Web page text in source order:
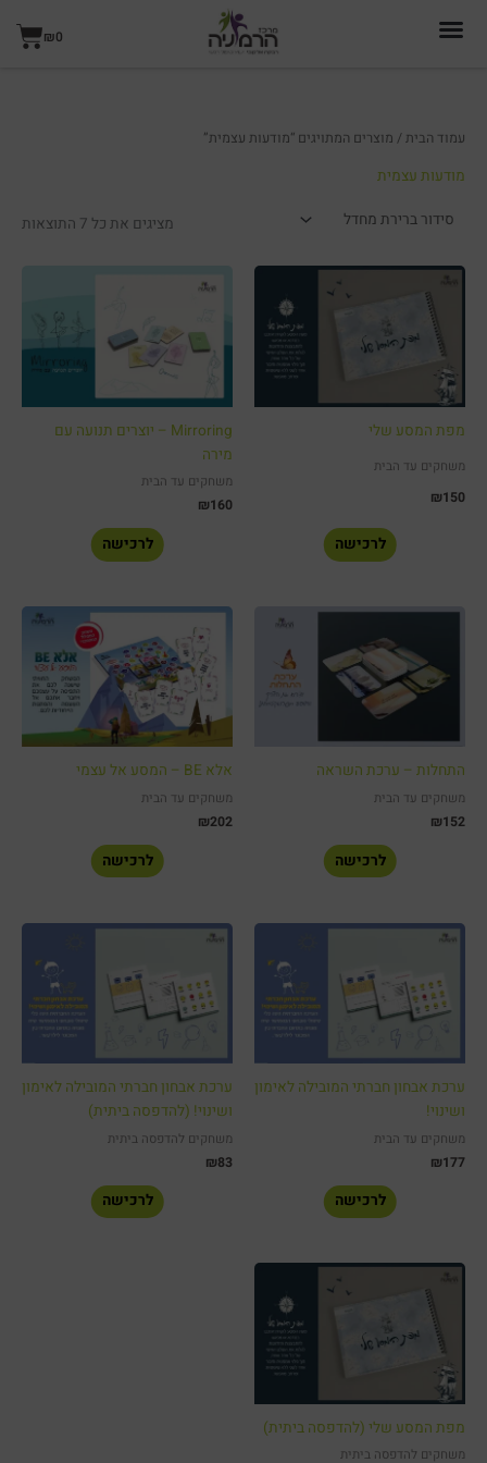
לתוכן
₪0
עמוד הבית/ מוצרים המתויגים “מודעות עצמית”
מודעות עצמית
מציגים את כל ⁦7⁩ התוצאות
מפת המסע שלי
משחקים עד הבית
₪150
לרכישה
Mirroring – יוצרים תנועה עם
מירה
משחקים עד הבית
₪160
לרכישה
התחלות – ערכת השראה
משחקים עד הבית
₪152
לרכישה
אלא BE – המסע אל עצמי
משחקים עד הבית
₪202
לרכישה
ערכת אבחון חברתי המובילה לאימון
ושינוי!
משחקים עד הבית
₪177
לרכישה
ערכת אבחון חברתי המובילה לאימון
ושינוי! (להדפסה ביתית)
משחקים להדפסה ביתית
₪83
לרכישה
מפת המסע שלי (להדפסה ביתית)
משחקים להדפסה ביתית